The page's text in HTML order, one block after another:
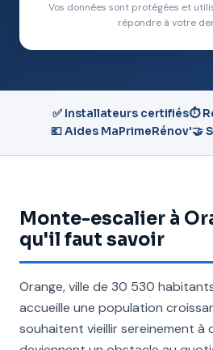
Vos données sont protégées et
répondre à votre
✅ Installateurs certifiés⏱️
💶 Aides MaPrimeRénov'🤝
Monte-escalier à
qu'il faut savoir
Orange, ville de 30 530
accueille une population
souhaitent vieillir sereinement à